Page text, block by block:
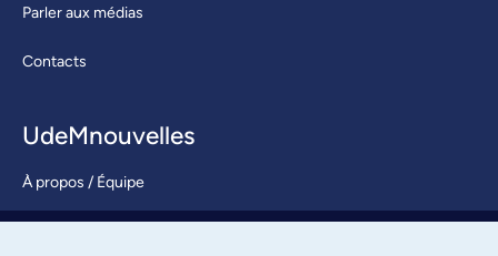
Parler aux médias
Contacts
UdeMnouvelles
À propos / Équipe